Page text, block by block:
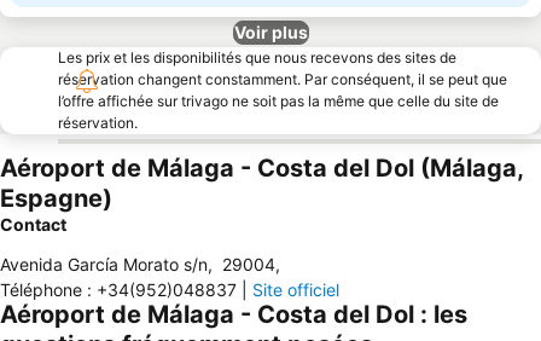
Voir plus
Les prix et les disponibilités que nous recevons des sites de
réservation changent constamment. Par conséquent, il se peut que
l’offre affichée sur trivago ne soit pas la même que celle du site de
réservation.
Aéroport de Málaga - Costa del Dol (Málaga,
Espagne)
Contact
Avenida García Morato s/n, 29004,
Téléphone : +34(952)048837 Site officiel
Aéroport de Málaga - Costa del Dol : les